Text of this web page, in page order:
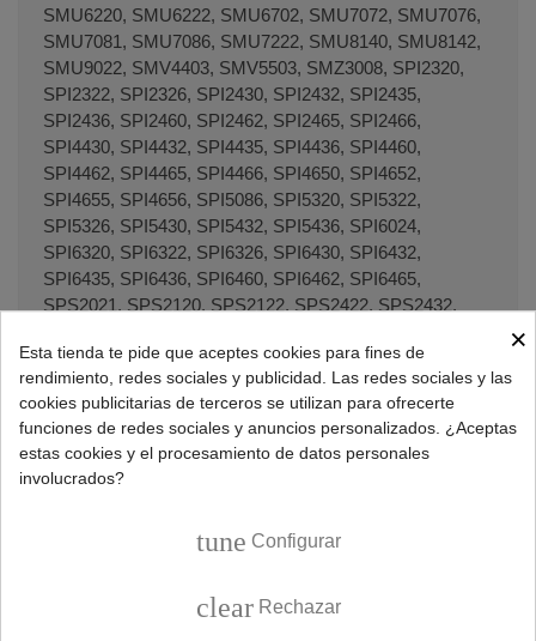
SMU6220, SMU6222, SMU6702, SMU7072, SMU7076,
SMU7081, SMU7086, SMU7222, SMU8140, SMU8142,
SMU9022, SMV4403, SMV5503, SMZ3008, SPI2320,
SPI2322, SPI2326, SPI2430, SPI2432, SPI2435,
SPI2436, SPI2460, SPI2462, SPI2465, SPI2466,
SPI4430, SPI4432, SPI4435, SPI4436, SPI4460,
SPI4462, SPI4465, SPI4466, SPI4650, SPI4652,
SPI4655, SPI4656, SPI5086, SPI5320, SPI5322,
SPI5326, SPI5430, SPI5432, SPI5436, SPI6024,
SPI6320, SPI6322, SPI6326, SPI6430, SPI6432,
SPI6435, SPI6436, SPI6460, SPI6462, SPI6465,
SPS2021, SPS2120, SPS2122, SPS2422, SPS2432,
SPS3452, SPS4462, SPS4472, SPS5021, SPS5028,
SPS5120, SPS5122, SPS5430, SPS5432, SPS5440,
SPS5442, SPS5450, SPS5452, SPS5460, SPS5462,
SPS6021, SPS6120, SPS6122, SPS6432, SPS6462,
SPS8052, SPS8055, SPS8152, SPS8162, SPS8172,
SPU2222, SPU2432, SPU2462, SPU6222, SPV4503,
CG312J1, CG312J2, CG312J5, CG312J9, CG312S1,
×
Esta tienda te pide que aceptes cookies para fines de
rendimiento, redes sociales y publicidad. Las redes sociales y las
cookies publicitarias de terceros se utilizan para ofrecerte
funciones de redes sociales y anuncios personalizados. ¿Aceptas
estas cookies y el procesamiento de datos personales
involucrados?
tune Configurar
clear Rechazar